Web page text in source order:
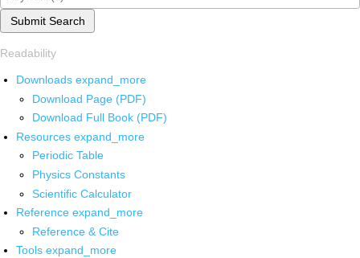
Submit Search
Readability
Downloads expand_more
Download Page (PDF)
Download Full Book (PDF)
Resources expand_more
Periodic Table
Physics Constants
Scientific Calculator
Reference expand_more
Reference & Cite
Tools expand_more